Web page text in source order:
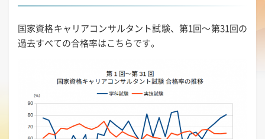
国家資格キャリアコンサルタント試験、第1回～第31回の
過去すべての合格率はこちらです。